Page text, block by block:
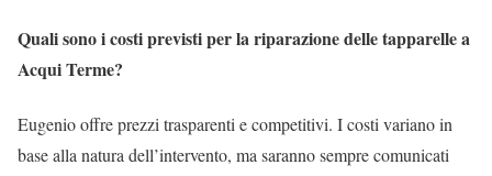
Quali sono i costi previsti per la riparazione delle tapparelle a
Acqui Terme?
Eugenio offre prezzi trasparenti e competitivi. I costi variano in
base alla natura dell’intervento, ma saranno sempre comunicati